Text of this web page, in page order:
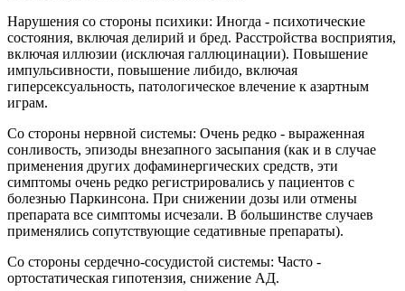
Нарушения со стороны психики: Иногда - психотические
состояния, включая делирий и бред. Расстройства восприятия,
включая иллюзии (исключая галлюцинации). Повышение
импульсивности, повышение либидо, включая
гиперсексуальность, патологическое влечение к азартным
играм.
Со стороны нервной системы: Очень редко - выраженная
сонливость, эпизоды внезапного засыпания (как и в случае
применения других дофаминергических средств, эти
симптомы очень редко регистрировались у пациентов с
болезнью Паркинсона. При снижении дозы или отмены
препарата все симптомы исчезали. В большинстве случаев
применялись сопутствующие седативные препараты).
Со стороны сердечно-сосудистой системы: Часто -
ортостатическая гипотензия, снижение АД.